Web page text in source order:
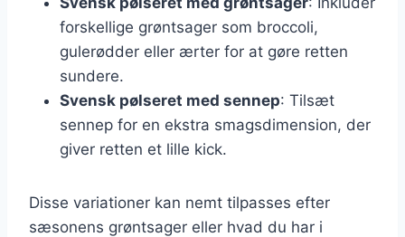
forskellige grøntsager som broccoli,
gulerødder eller ærter for at gøre retten
sundere.
Svensk pølseret med sennep: Tilsæt
sennep for en ekstra smagsdimension, der
giver retten et lille kick.
Disse variationer kan nemt tilpasses efter
sæsonens grøntsager eller hvad du har i